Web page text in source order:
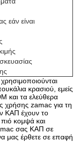
εάν είναι
κρασιού, εμείς
και τα ελεύθερα
χρήσης zamac για τη
ΚΑΠ έχουν το
πιό κομψά και
σας ΚΑΠ σε
μας έρθετε σε επαφή